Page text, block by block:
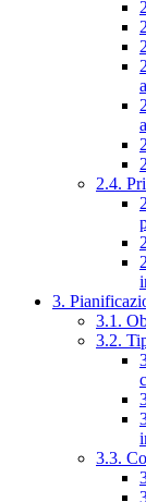
2.4.
3.
3.1.
3.2.
3.3.